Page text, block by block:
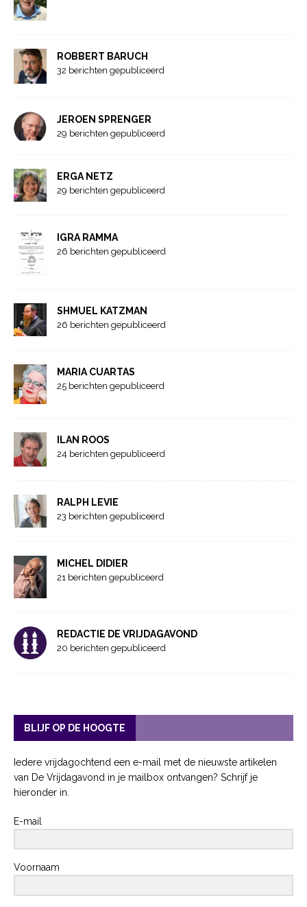
ROBBERT BARUCH
32 berichten gepubliceerd
JEROEN SPRENGER
29 berichten gepubliceerd
ERGA NETZ
29 berichten gepubliceerd
IGRA RAMMA
26 berichten gepubliceerd
SHMUEL KATZMAN
26 berichten gepubliceerd
MARIA CUARTAS
25 berichten gepubliceerd
ILAN ROOS
24 berichten gepubliceerd
RALPH LEVIE
23 berichten gepubliceerd
MICHEL DIDIER
21 berichten gepubliceerd
REDACTIE DE VRIJDAGAVOND
20 berichten gepubliceerd
BLIJF OP DE HOOGTE
Iedere vrijdagochtend een e-mail met de nieuwste artikelen
van De Vrijdagavond in je mailbox ontvangen? Schrijf je
hieronder in.
E-mail
Voornaam